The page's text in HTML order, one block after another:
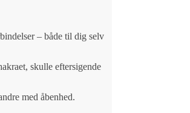
– både til dig selv
skulle eftersigende
med åbenhed.